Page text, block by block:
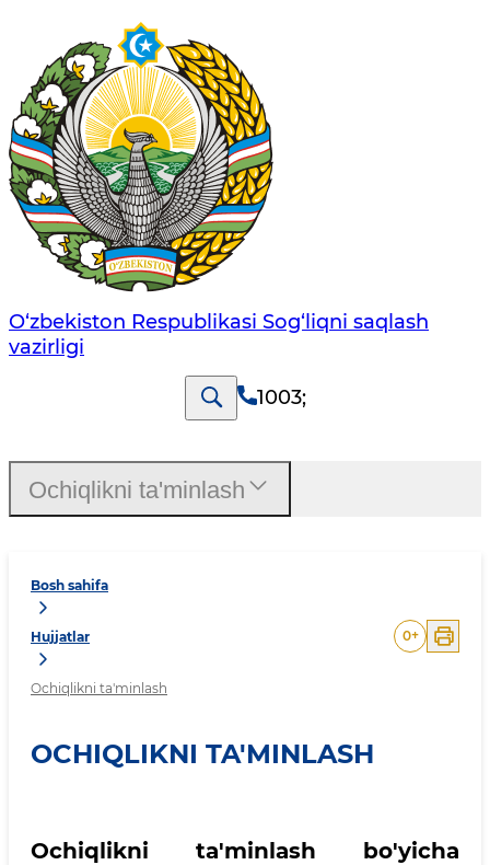
O‘zbеkistоn Rеspublikаsi Sоg‘liqni saqlash
vаzirligi
1003;
Bosh sahifa
Hujjatlar
Ochiqlikni ta'minlash
0+
OCHIQLIKNI TA'MINLASH
Ochiqlikni ta'minlash bo'yicha
Ochiqlikni ta'minlash